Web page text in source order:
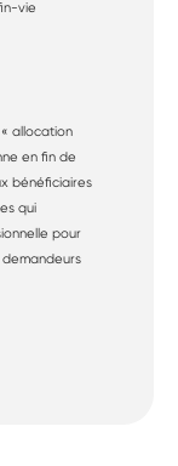
vie
« allocation
en fin de
bénéficiaires
qui
pour